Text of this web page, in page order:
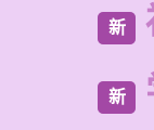
新
新